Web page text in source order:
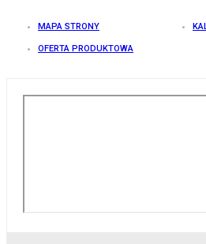
MAPA STRONY
OFERTA PRODUKTOWA